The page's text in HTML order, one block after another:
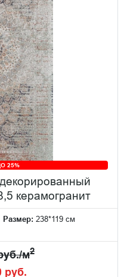
25%
керамогранит
Размер: 238*119 см
м2
руб.